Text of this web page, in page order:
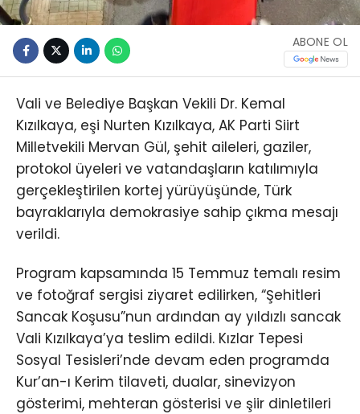
ABONE OL
Vali ve Belediye Başkan Vekili Dr. Kemal
Kızılkaya, eşi Nurten Kızılkaya, AK Parti Siirt
Milletvekili Mervan Gül, şehit aileleri, gaziler,
protokol üyeleri ve vatandaşların katılımıyla
gerçekleştirilen kortej yürüyüşünde, Türk
bayraklarıyla demokrasiye sahip çıkma mesajı
verildi.
Program kapsamında 15 Temmuz temalı resim
ve fotoğraf sergisi ziyaret edilirken, “Şehitleri
Sancak Koşusu”nun ardından ay yıldızlı sancak
Vali Kızılkaya’ya teslim edildi. Kızlar Tepesi
Sosyal Tesisleri’nde devam eden programda
Kur’an-ı Kerim tilaveti, dualar, sinevizyon
gösterimi, mehteran gösterisi ve şiir dinletileri